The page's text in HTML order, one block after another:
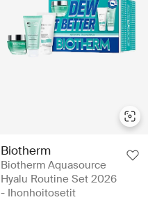
Biotherm
Biotherm Aquasource
Hyalu Routine Set 2026
- Ihonhoitosetit